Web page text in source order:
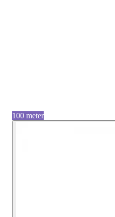
100 meter